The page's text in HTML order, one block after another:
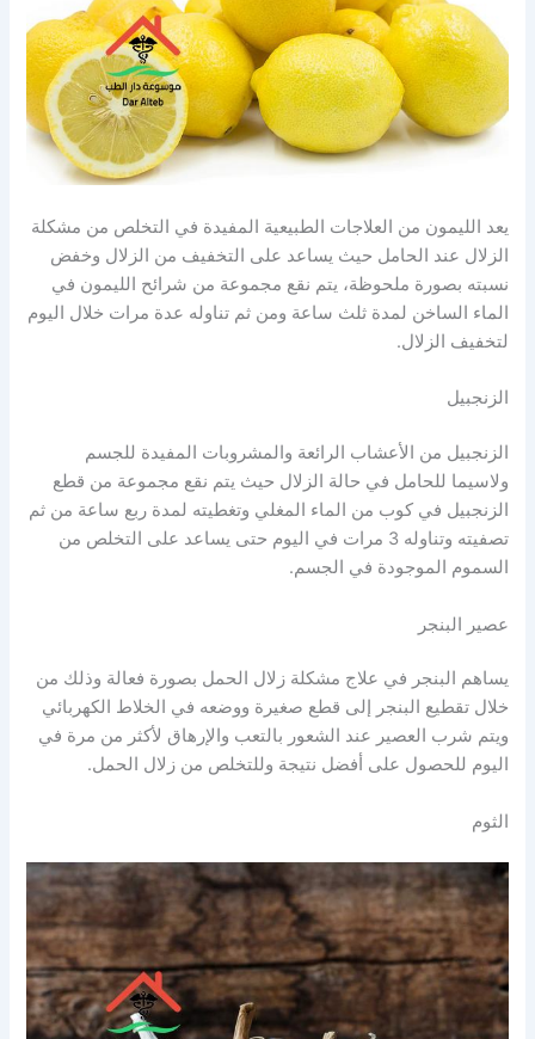
يعد الليمون من العلاجات الطبيعية المفيدة في التخلص من مشكلة
الزلال عند الحامل حيث يساعد على التخفيف من الزلال وخفض
نسبته بصورة ملحوظة، يتم نقع مجموعة من شرائح الليمون في
الماء الساخن لمدة ثلث ساعة ومن ثم تناوله عدة مرات خلال اليوم
لتخفيف الزلال.
الزنجبيل
الزنجبيل من الأعشاب الرائعة والمشروبات المفيدة للجسم
ولاسيما للحامل في حالة الزلال حيث يتم نقع مجموعة من قطع
الزنجبيل في كوب من الماء المغلي وتغطيته لمدة ربع ساعة من ثم
تصفيته وتناوله 3 مرات في اليوم حتى يساعد على التخلص من
السموم الموجودة في الجسم.
عصير البنجر
يساهم البنجر في علاج مشكلة زلال الحمل بصورة فعالة وذلك من
خلال تقطيع البنجر إلى قطع صغيرة ووضعه في الخلاط الكهربائي
ويتم شرب العصير عند الشعور بالتعب والإرهاق لأكثر من مرة في
اليوم للحصول على أفضل نتيجة وللتخلص من زلال الحمل.
الثوم